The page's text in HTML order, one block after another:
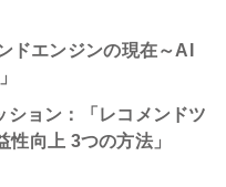
ドエンジンの現在～AI
ション：「レコメンドツ
向上 3つの方法」